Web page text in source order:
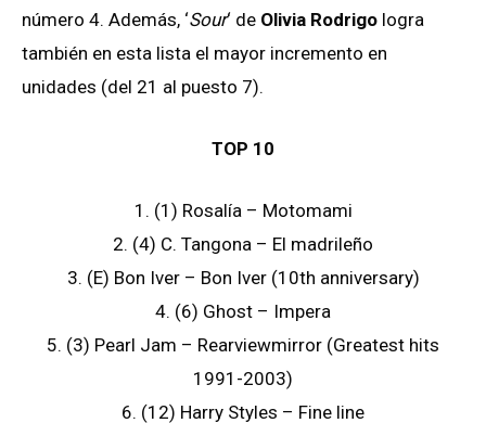
número 4. Además, ‘Sour‘ de Olivia Rodrigo logra
también en esta lista el mayor incremento en
unidades (del 21 al puesto 7).
TOP 10
1. (1) Rosalía – Motomami
2. (4) C. Tangona – El madrileño
3. (E) Bon Iver – Bon Iver (10th anniversary)
4. (6) Ghost – Impera
5. (3) Pearl Jam – Rearviewmirror (Greatest hits
1991-2003)
6. (12) Harry Styles – Fine line